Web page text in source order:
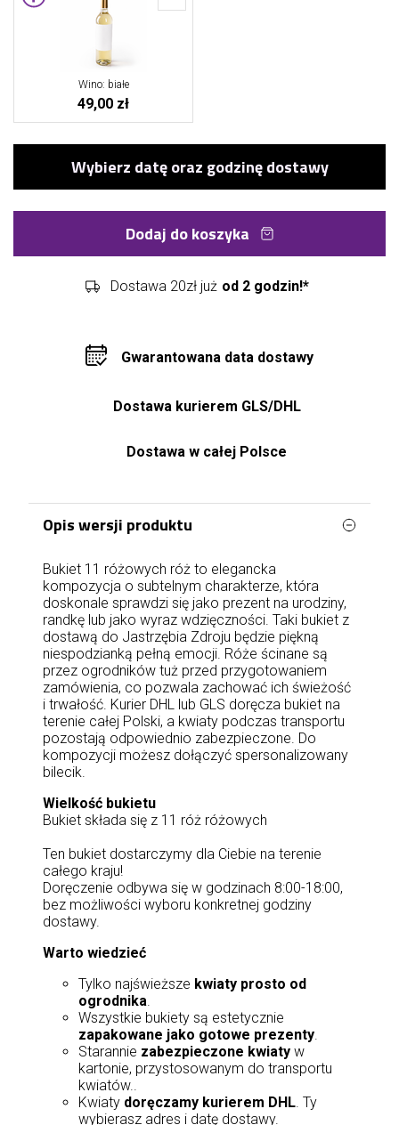
Wino: białe
49,00 zł
Dodaj do koszyka
Dostawa 20zł już od 2 godzin!*
Gwarantowana data dostawy
Dostawa kurierem GLS/DHL
Dostawa w całej Polsce
Opis wersji produktu
Bukiet 11 różowych róż to elegancka
kompozycja o subtelnym charakterze, która
doskonale sprawdzi się jako prezent na urodziny,
randkę lub jako wyraz wdzięczności. Taki bukiet z
dostawą do Jastrzębia Zdroju będzie piękną
niespodzianką pełną emocji. Róże ścinane są
przez ogrodników tuż przed przygotowaniem
zamówienia, co pozwala zachować ich świeżość
i trwałość. Kurier DHL lub GLS doręcza bukiet na
terenie całej Polski, a kwiaty podczas transportu
pozostają odpowiednio zabezpieczone. Do
kompozycji możesz dołączyć spersonalizowany
bilecik.
Wielkość bukietu
Bukiet składa się z 11 róż różowych
Ten bukiet dostarczymy dla Ciebie na terenie
całego kraju!
Doręczenie odbywa się w godzinach 8:00-18:00,
bez możliwości wyboru konkretnej godziny
dostawy.
Warto wiedzieć
Tylko najświeższe kwiaty prosto od
ogrodnika.
Wszystkie bukiety są estetycznie
zapakowane jako gotowe prezenty.
Starannie zabezpieczone kwiaty w
kartonie, przystosowanym do transportu
kwiatów..
Kwiaty doręczamy kurierem DHL. Ty
wybierasz adres i datę dostawy.